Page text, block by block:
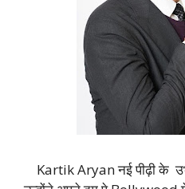
Kartik Aryan नई पीढ़ी के